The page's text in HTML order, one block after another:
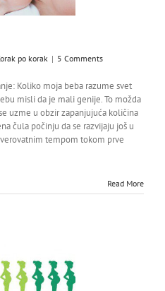
po korak | 5 Comments
Koliko moja beba razume svet
misli da je mali genije. To možda
uzme u obzir zapanjujuća količina
čula počinju da se razvijaju još u
tempom tokom prve
Read More